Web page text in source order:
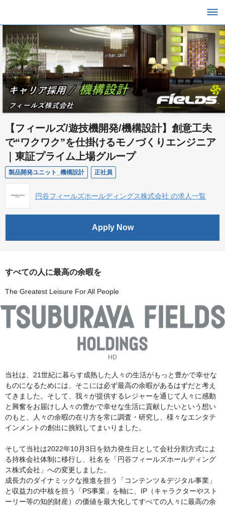
【フィールズ/遊技機開発/機構設計】創意工夫
で“ワクワク”を仕掛けるモノづくりエンジニア
｜東証プライム上場グループ
製品開発ユニット_機構設計 正社員
円谷フィールズホールディングス株式会社 の求人一覧
Apply Now
すべての人に最高の余暇を
The Greatest Leisure For All People
HD
当社は、21世紀に暮らす成熟した人々の生活がもっと豊かで幸せな
ものになるためには、そこには必ず最高の余暇があるはずだと考え
てきました。そして、我々が提供するレジャーを通じて人々に感動
と興奮をお届けし人々の豊かで幸せな生活に貢献したいという想い
のもと、人々の余暇の在り方を常に調査・研究し、様々なエンタテ
インメントの創出に挑戦してまいりました。
そして当社は2022年10月3日を効力発生日として会社分割方式によ
る持株会社体制に移行し、社名を「円谷フィールズホールディング
ス株式会社」への変更しました。
成長力のダイナミックな推進を担う「コンテンツ＆デジタル事業」
と収益力の中核を担う「PS事業」を軸に、IP（キャラクターやスト
ーリー等の知的財産）の価値を最大化してすべての人々に最高の余